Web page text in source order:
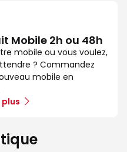
Mobile 2h ou 48h
mobile ou vous voulez,
? Commandez
mobile en
plus